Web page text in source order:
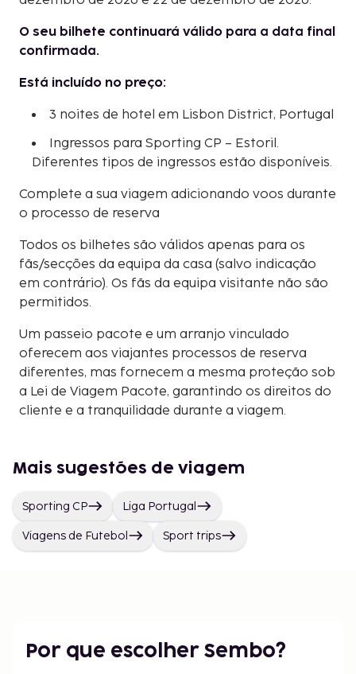
O seu bilhete continuará válido para a data final
confirmada.
Está incluído no preço:
3 noites de hotel em Lisbon District, Portugal
Ingressos para Sporting CP – Estoril.
Diferentes tipos de ingressos estão disponíveis.
Complete a sua viagem adicionando voos durante
o processo de reserva
Todos os bilhetes são válidos apenas para os
fãs/secções da equipa da casa (salvo indicação
em contrário). Os fãs da equipa visitante não são
permitidos.
Um passeio pacote e um arranjo vinculado
oferecem aos viajantes processos de reserva
diferentes, mas fornecem a mesma proteção sob
a Lei de Viagem Pacote, garantindo os direitos do
cliente e a tranquilidade durante a viagem.
Mais sugestões de viagem
Sporting CP Liga Portugal
Viagens de Futebol Sport trips
Por que escolher Sembo?